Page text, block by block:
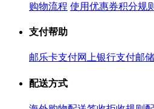
购物流程 使用优惠券积分规则
支付帮助
邮乐卡支付网上银行支付邮
配送方式